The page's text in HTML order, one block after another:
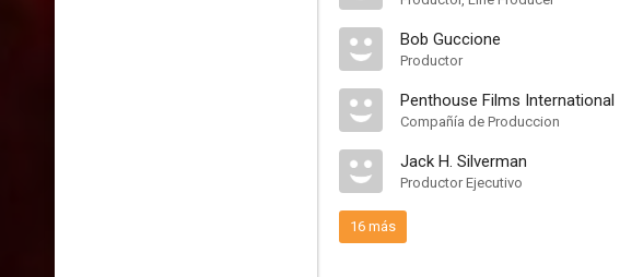
Bob Guccione
Productor
Penthouse Films International
Compañía de Produccion
Jack H. Silverman
Productor Ejecutivo
16 más